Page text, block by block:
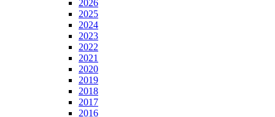
2026
2025
2024
2023
2022
2021
2020
2019
2018
2017
2016